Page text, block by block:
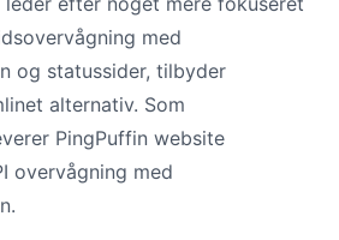
med
og statussider, tilbyder
alternativ. Som
PingPuffin website
overvågning med